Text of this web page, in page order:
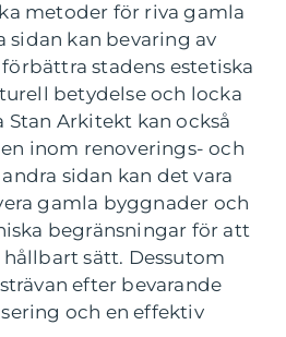
metoder för riva gamla
sidan kan bevaring av
stadens estetiska
betydelse och locka
Stan Arkitekt kan också
inom renoverings- och
sidan kan det vara
gamla byggnader och
begränsningar för att
sätt. Dessutom
efter bevarande
och en effektiv